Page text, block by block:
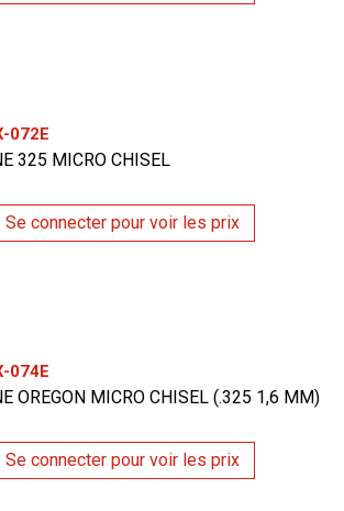
072E
325 MICRO CHISEL
Se connecter pour voir les prix
074E
OREGON MICRO CHISEL (.325 1,6 MM)
Se connecter pour voir les prix